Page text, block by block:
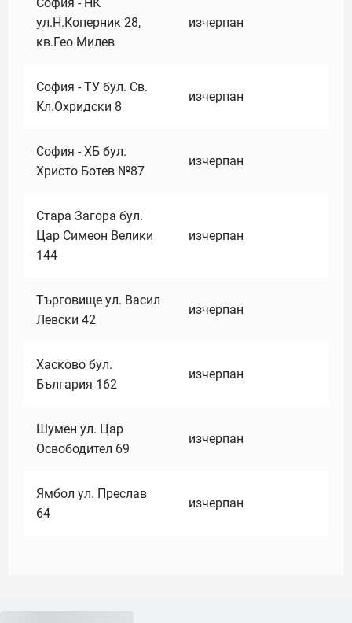
ул.Н.Коперник 28,
кв.Гео Милев
изчерпан
София - ТУ бул. Св.
Кл.Охридски 8
изчерпан
София - ХБ бул.
Христо Ботев №87
изчерпан
Стара Загора бул.
Цар Симеон Велики
144
изчерпан
Търговище ул. Васил
Левски 42
изчерпан
Хасково бул.
България 162
изчерпан
Шумен ул. Цар
Освободител 69
изчерпан
Ямбол ул. Преслав
64
изчерпан